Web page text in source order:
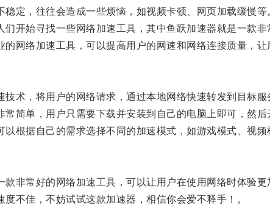
定，往往会造成一些烦恼，如视频卡顿、网页加载缓慢等
始寻找一些网络加速工具，其中鱼跃加速器就是一款非
络加速工具，可以提高用户的网速和网络连接质量，让
，将用户的网络请求，通过本地网络快速转发到目标服
单，用户只需要下载并安装到自己的电脑上即可，然后
据自己的需求选择不同的加速模式，如游戏模式、视频
常好的网络加速工具，可以让用户在使用网络时体验更
不佳，不妨试试这款加速器，相信你会爱不释手！。